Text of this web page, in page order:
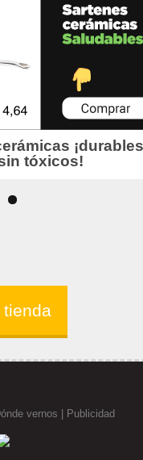
tienda
vernos | Publicidad